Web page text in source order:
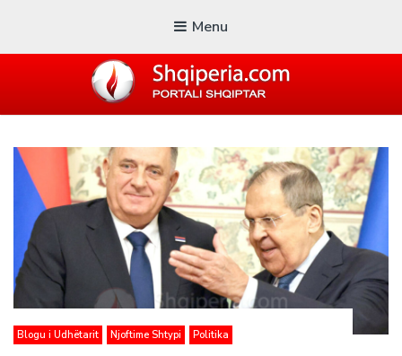
Menu
Blogu i ShqiperiaCom
Blogu i Udhëtarit Njoftime Shtypi Politika